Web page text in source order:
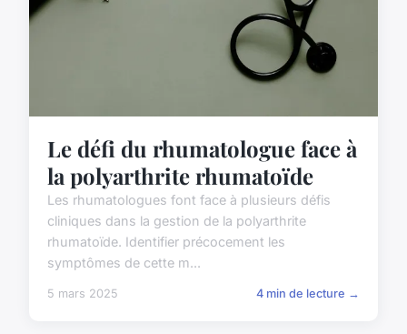
Le défi du rhumatologue face à
la polyarthrite rhumatoïde
Les rhumatologues font face à plusieurs défis
cliniques dans la gestion de la polyarthrite
rhumatoïde. Identifier précocement les
symptômes de cette m...
5 mars 2025 4 min de lecture →